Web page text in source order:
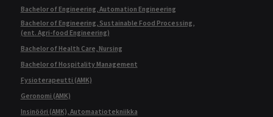
Bachelor of Engineering, Automation Engineering
Bachelor of Engineering, Sustainable Food Processing,
(ent. Agri-food Engineering)
Bachelor of Health Care, Nursing
Bachelor of Hospitality Management
Fysioterapeutti (AMK)
Geronomi (AMK)
Insinööri (AMK), Automaatiotekniikka